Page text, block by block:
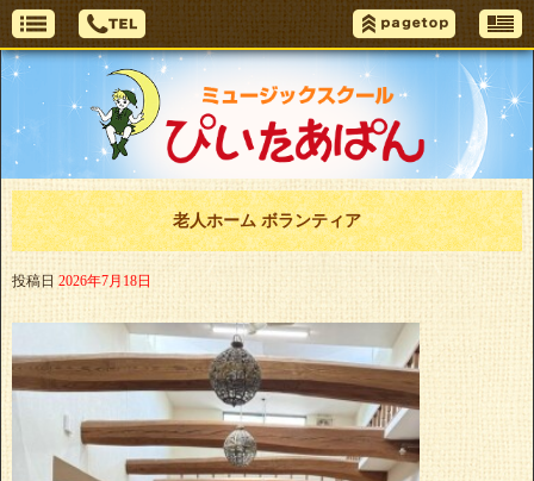
老人ホーム ボランティア
投稿日 2026年7月18日